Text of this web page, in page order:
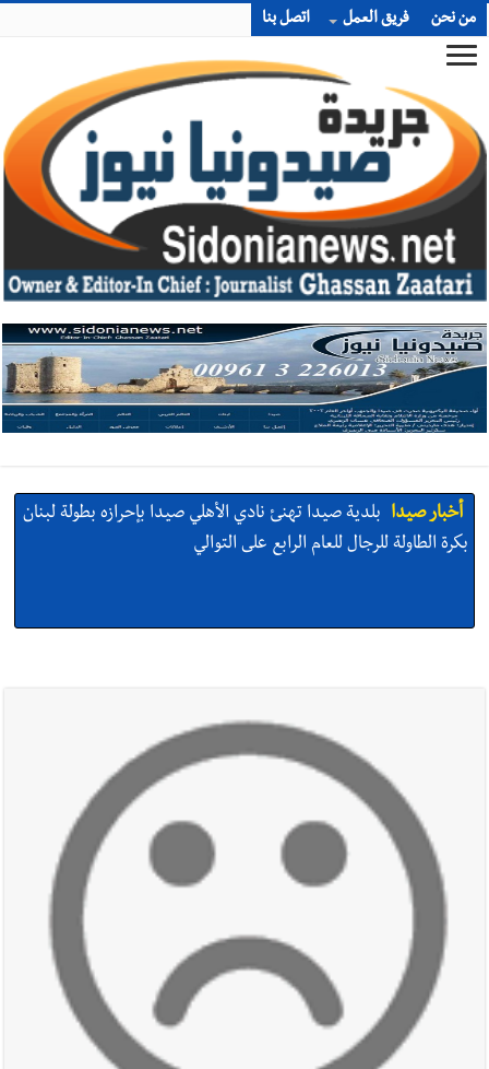
من نحن فريق العمل اتصل بنا
أخبار صيدا بلدية صيدا تهنئ نادي الأهلي صيدا بإحرازه بطولة لبنان
بكرة الطاولة للرجال للعام الرابع على التوالي
أخبار صيدا بالصور: رئيسا بلديتي صيدا وصور يشاركان في ورشة
تقنية حول الحد من النفايات البحرية وشباك الصيد المهملة
البطولة
أخبار صيدا
مؤسسة مياه لبنان الجنوبي : انخفاض التغذية بالمياه